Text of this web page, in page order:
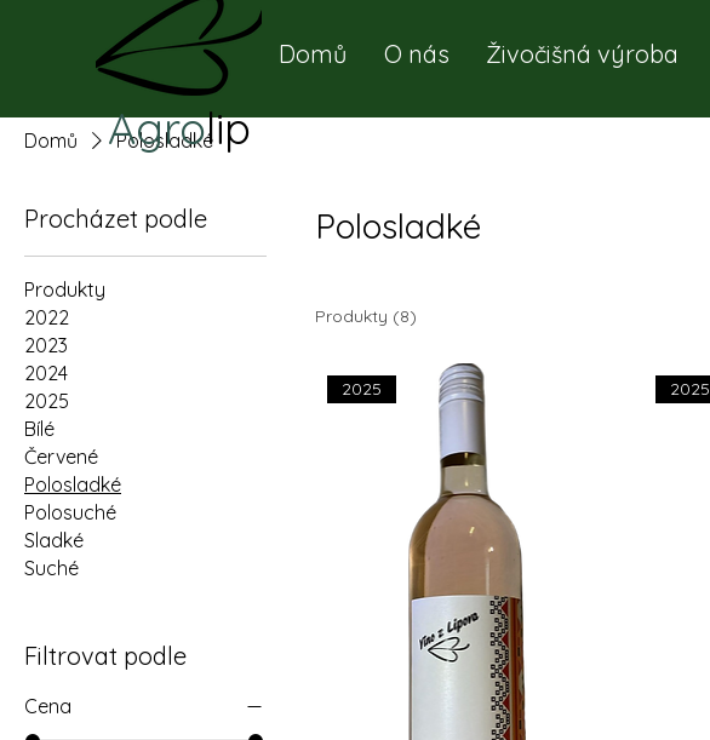
Agrolip
Domů O nás Živočišná výroba
Domů Polosladké
Procházet podle
Produkty
2022
2023
2024
2025
Bílé
Červené
Polosladké
Polosuché
Sladké
Suché
Filtrovat podle
Cena
Polosladké
Produkty (8)
2025 2025